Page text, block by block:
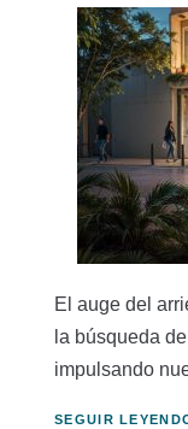
El auge del
la búsqueda
impulsando
SEGUIR